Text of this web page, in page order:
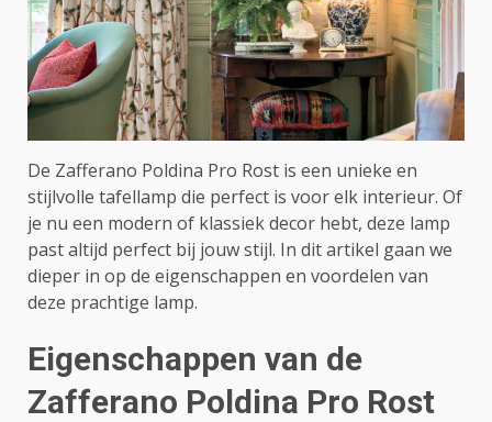
De Zafferano Poldina Pro Rost is een unieke en
stijlvolle tafellamp die perfect is voor elk interieur. Of
je nu een modern of klassiek decor hebt, deze lamp
past altijd perfect bij jouw stijl. In dit artikel gaan we
dieper in op de eigenschappen en voordelen van
deze prachtige lamp.
Eigenschappen van de
Zafferano Poldina Pro Rost